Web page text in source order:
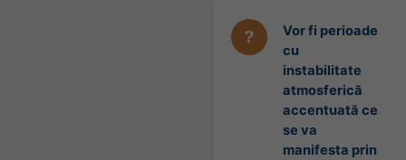
Vor fi perioade
cu
instabilitate
atmosferică
accentuată ce
se va
manifesta prin